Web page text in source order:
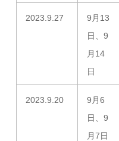
2023.9.27
9月13
日、9
月14
日
2023.9.20
9月6
日、9
月7日